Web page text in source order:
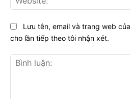
Lưu tên, email và trang web
cho lần tiếp theo tôi nhận xét.